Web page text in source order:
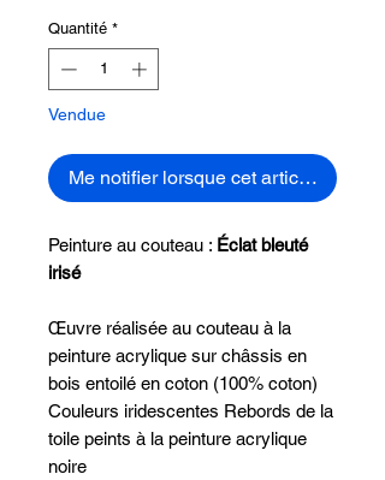
Quantité *
Vendue
Me notifier lorsque cet article est
Peinture au couteau : Éclat bleuté
irisé
Œuvre réalisée au couteau à la
peinture acrylique sur châssis en
bois entoilé en coton (100% coton)
Couleurs iridescentes Rebords de la
toile peints à la peinture acrylique
noire